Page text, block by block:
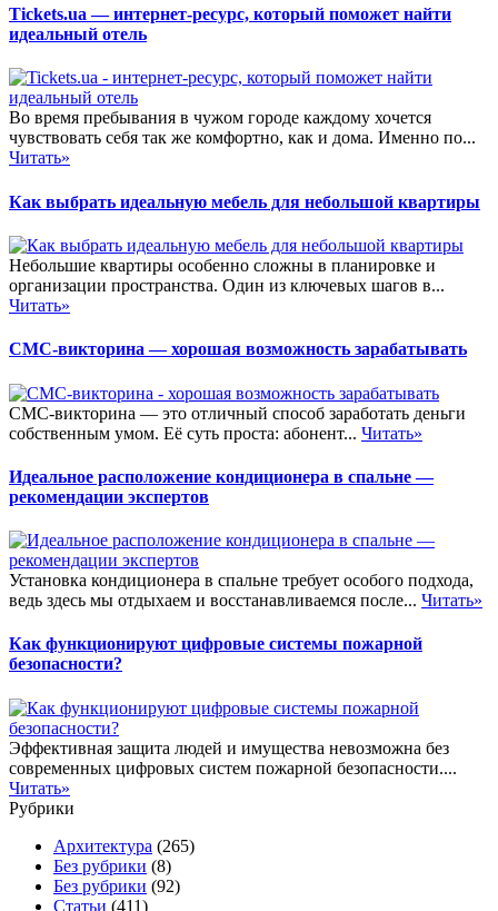
Tickets.ua — интернет-ресурс, который поможет найти
идеальный отель
Во время пребывания в чужом городе каждому хочется
чувствовать себя так же комфортно, как и дома. Именно по...
Читать»
Как выбрать идеальную мебель для небольшой квартиры
Небольшие квартиры особенно сложны в планировке и
организации пространства. Один из ключевых шагов в...
Читать»
СМС-викторина — хорошая возможность зарабатывать
СМС-викторина — это отличный способ заработать деньги
собственным умом. Её суть проста: абонент... Читать»
Идеальное расположение кондиционера в спальне —
рекомендации экспертов
Установка кондиционера в спальне требует особого подхода,
ведь здесь мы отдыхаем и восстанавливаемся после... Читать»
Как функционируют цифровые системы пожарной
безопасности?
Эффективная защита людей и имущества невозможна без
современных цифровых систем пожарной безопасности....
Читать»
Рубрики
Архитектура (265)
Без рубрики (8)
Без рубрики (92)
Статьи (411)